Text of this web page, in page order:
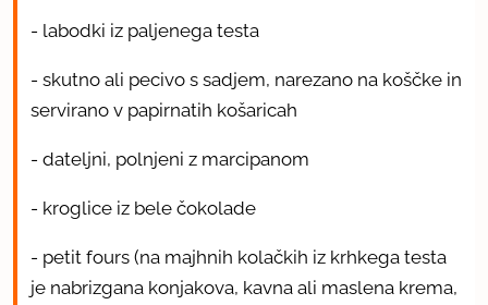
- labodki iz paljenega testa
- skutno ali pecivo s sadjem, narezano na koščke in
servirano v papirnatih košaricah
- dateljni, polnjeni z marcipanom
- kroglice iz bele čokolade
- petit fours (na majhnih kolačkih iz krhkega testa
je nabrizgana konjakova, kavna ali maslena krema,